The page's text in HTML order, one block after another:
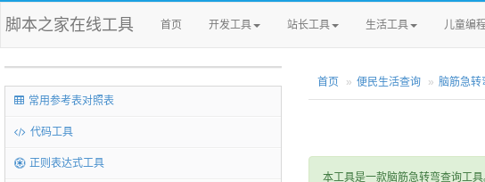
脚本之家在线工具 首页 开发工具 站长工具 生活工具 儿童编
常用参考表对照表
代码工具
正则表达式工具
首页 便民生活查询 脑筋急转
本工具是一款脑筋急转弯查询工